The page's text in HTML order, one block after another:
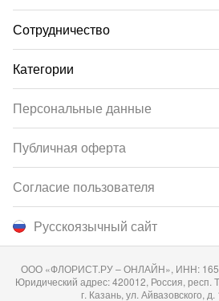
Сотрудничество
Категории
Русскоязычный сайт
Персональные данные
Публичная оферта
Согласие пользователя
ООО «ФЛОРИСТ.РУ – ОНЛАЙН», ИНН:
Юридический адрес: 420012, Россия, респ.
г. Казань, ул. Айвазовского,